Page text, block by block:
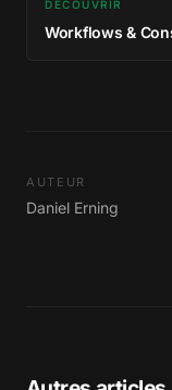
DÉCOUVRIR
Workflows &
AUTEUR
Daniel Erning